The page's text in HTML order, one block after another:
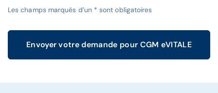
Les champs marqués d’un * sont obligatoires
Envoyer votre demande pour CGM eVITALE